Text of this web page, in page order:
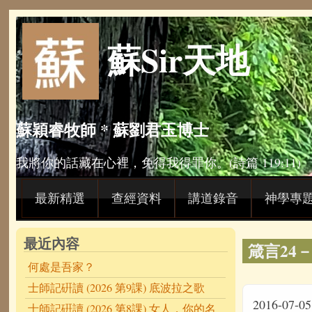
Skip to main content
蘇Sir天地
蘇穎睿牧師 * 蘇劉君玉博士
我將你的話藏在心裡，免得我得罪你。(詩篇 119:11)
最新精選 查經資料 講道錄音 神學專
箴言24
2016-07-05
最近內容
何處是吾家？
士師記硏讀 (2026 第9課) 底波拉之歌
士師記硏讀 (2026 第8課) 女人，你的名